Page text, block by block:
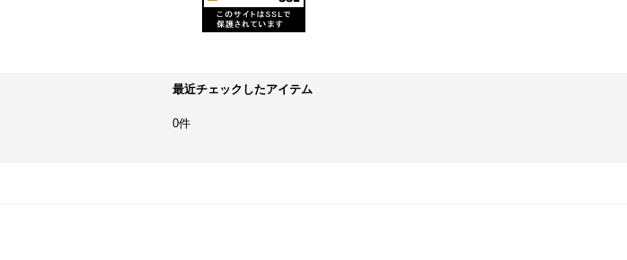
最近チェックしたアイテム
0件